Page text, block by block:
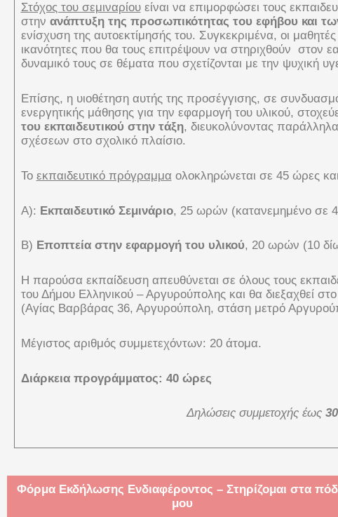
Στόχος του σεμιναρίουείναι να επιμορφώσει τους
στην ανάπτυξη της προσωπικότητας του εφήβου και
ενίσχυση της αυτοεκτίμησής του. Συγκεκριμένα, οι
ικανότητες που θα τους επιτρέψουν να στηριχθούν στον
δυναμικό τους σε θέματα που σχετίζονται με την ψυχική
Επίσης, η υιοθέτηση αυτής της προσέγγισης, σε
ενεργητικής μάθησης για την εφαρμογή του υλικού,
του εκπαιδευτικού στην τάξη, διευκολύνοντας
σχέσεων στο σχολικό πλαίσιο.
Το εκπαιδευτικό πρόγραμμα ολοκληρώνεται σε 45 ώρες
Α): Εκπαιδευτικό Σεμινάριο, 25 ωρών (κατανεμημένο σε
Β) Εποπτεία στην εφαρμογή του υλικού, 20 ωρών (10
Η παρούσα εκπαίδευση απευθύνεται σε όλους τους
του Δήμου Ελληνικού – Αργυρούπολης και θα διεξαχθεί
(Αγίας Βαρβάρας 36, Αργυρούπολη, στάση μετρό
Μέγιστος αριθμός συμμετεχόντων: 20 άτομα.
Διάρκεια προγράµµατος: 40 ώρες
Δηλώσεις συμμετοχής έως
Φόρμα Εκδήλωσης Ενδιαφέροντος – Στηρίζομαι στα
μου